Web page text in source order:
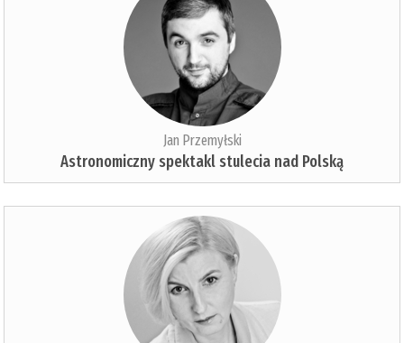
Jan Przemyłski
Astronomiczny spektakl stulecia nad Polską